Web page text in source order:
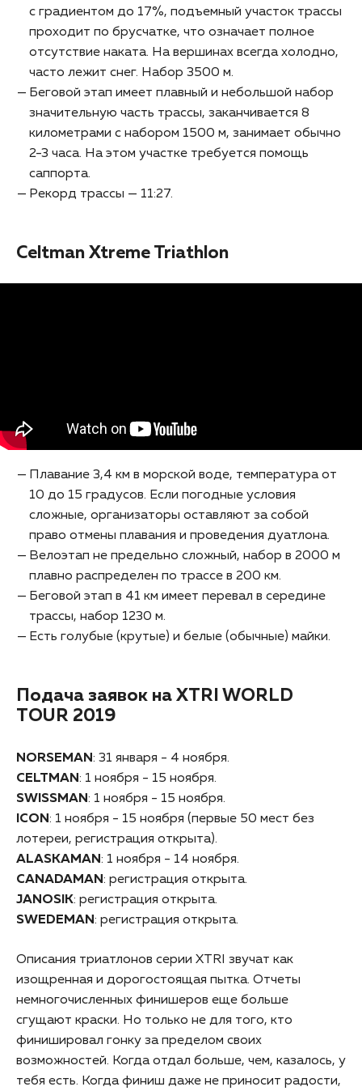
с градиентом до 17%, подъемный участок трассы
проходит по брусчатке, что означает полное
отсутствие наката. На вершинах всегда холодно,
часто лежит снег. Набор 3500 м.
Беговой этап имеет плавный и небольшой набор
значительную часть трассы, заканчивается 8
километрами с набором 1500 м, занимает обычно
2-3 часа. На этом участке требуется помощь
саппорта.
Рекорд трассы — 11:27.
Celtman Xtreme Triathlon
Плавание 3,4 км в морской воде, температура от
10 до 15 градусов. Если погодные условия
сложные, организаторы оставляют за собой
право отмены плавания и проведения дуатлона.
Велоэтап не предельно сложный, набор в 2000 м
плавно распределен по трассе в 200 км.
Беговой этап в 41 км имеет перевал в середине
трассы, набор 1230 м.
Есть голубые (крутые) и белые (обычные) майки.
Подача заявок на XTRI WORLD
TOUR 2019
NORSEMAN: 31 января - 4 ноября.
CELTMAN: 1 ноября - 15 ноября.
SWISSMAN: 1 ноября - 15 ноября.
ICON: 1 ноября - 15 ноября (первые 50 мест без
лотереи, регистрация открыта).
ALASKAMAN: 1 ноября - 14 ноября.
CANADAMAN: регистрация открыта.
JANOSIK: регистрация открыта.
SWEDEMAN: регистрация открыта.
Описания триатлонов серии XTRI звучат как
изощренная и дорогостоящая пытка. Отчеты
немногочисленных финишеров еще больше
сгущают краски. Но только не для того, кто
финишировал гонку за пределом своих
возможностей. Когда отдал больше, чем, казалось, у
тебя есть. Когда финиш даже не приносит радости,